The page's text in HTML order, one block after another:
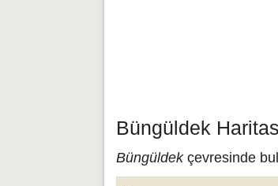
Büngüldek
Büngüldekçevresinde